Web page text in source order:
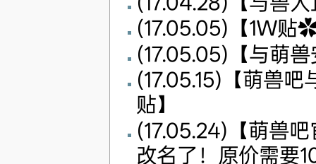
(17.05.05)【1W
(17.05.05)【与萌
(17.05.15)【萌兽
贴】
(17.05.24)【萌兽
改名了！原价需要